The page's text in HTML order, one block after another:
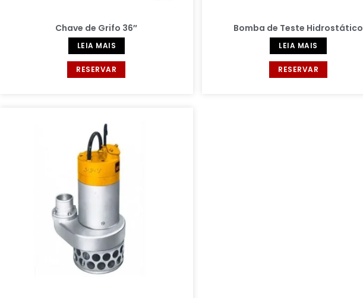
Chave de Grifo 36″
LEIA MAIS
RESERVAR
Bomba de Teste Hidrostático
LEIA MAIS
RESERVAR